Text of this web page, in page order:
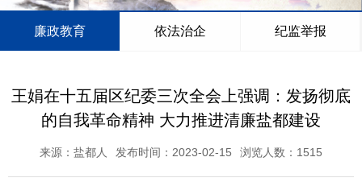
廉政教育 依法治企 纪监举报
王娟在十五届区纪委三次全会上强调：发扬彻底
的自我革命精神 大力推进清廉盐都建设
来源：盐都人 发布时间：2023-02-15 浏览人数： 1515